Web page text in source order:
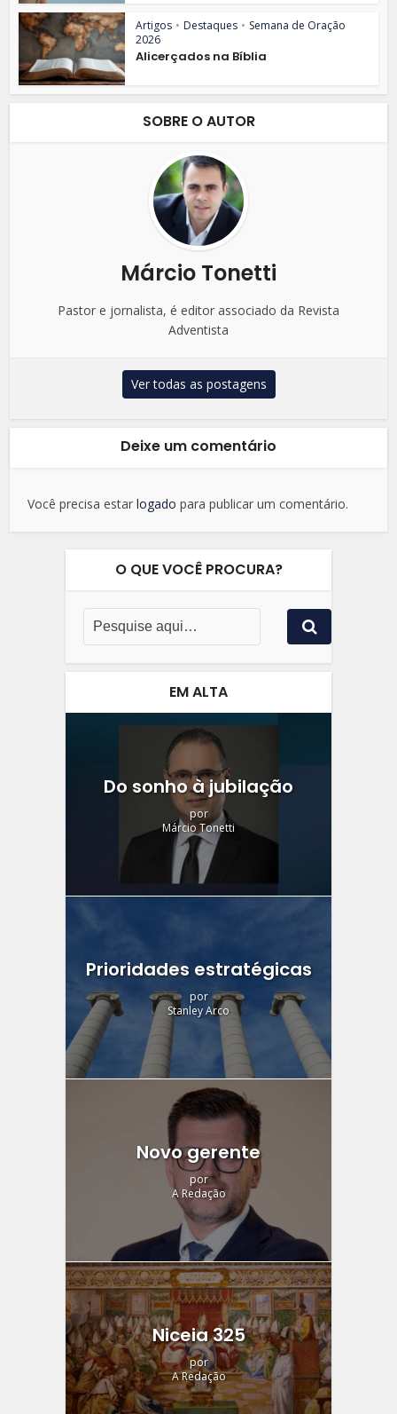
Artigos • Destaques • Semana de Oração
2026
Alicerçados na Bíblia
SOBRE O AUTOR
Márcio Tonetti
Pastor e jornalista, é editor associado da Revista
Adventista
Ver todas as postagens
Deixe um comentário
Você precisa estarlogado para publicar um comentário.
O QUE VOCÊ PROCURA?
EM ALTA
Do sonho à jubilação
por
Márcio Tonetti
Prioridades estratégicas
por
Stanley Arco
Novo gerente
por
A Redação
Niceia 325
por
A Redação